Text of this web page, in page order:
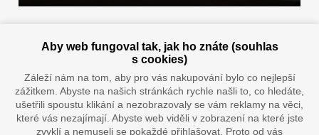
Doprava vaším oblíbeným dopravcem
Aby web fungoval tak, jak ho znáte (souhlas
s cookies)
Záleží nám na tom, aby pro vás nakupování bylo co nejlepší
zážitkem. Abyste na našich stránkách rychle našli to, co hledáte,
ušetřili spoustu klikání a nezobrazovaly se vám reklamy na věci,
které vás nezajímají. Abyste web viděli v zobrazení na které jste
zvyklí a nemuseli se pokaždé přihlašovat. Proto od vás